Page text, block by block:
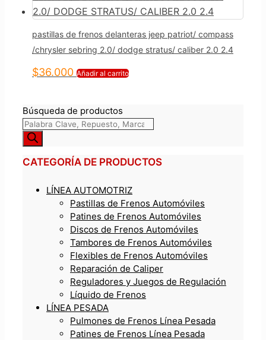
pastillas de frenos delanteras jeep patriot/ compass
/chrysler sebring 2.0/ dodge stratus/ caliber 2.0 2.4
$36.000 Añadir al carrito
Búsqueda de productos
CATEGORÍA DE PRODUCTOS
LÍNEA AUTOMOTRIZ
Pastillas de Frenos Automóviles
Patines de Frenos Automóviles
Discos de Frenos Automóviles
Tambores de Frenos Automóviles
Flexibles de Frenos Automóviles
Reparación de Caliper
Reguladores y Juegos de Regulación
Líquido de Frenos
LÍNEA PESADA
Pulmones de Frenos Línea Pesada
Patines de Frenos Línea Pesada